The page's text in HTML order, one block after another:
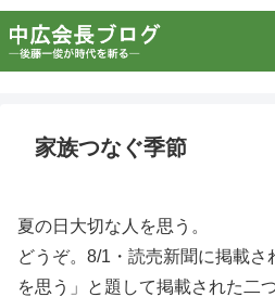
家族つなぐ季節
夏の日大切な人を思う。
どうぞ。8/1・読売新聞に掲載さ
を思う」と題して掲載された二